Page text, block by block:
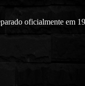
oficialmente em